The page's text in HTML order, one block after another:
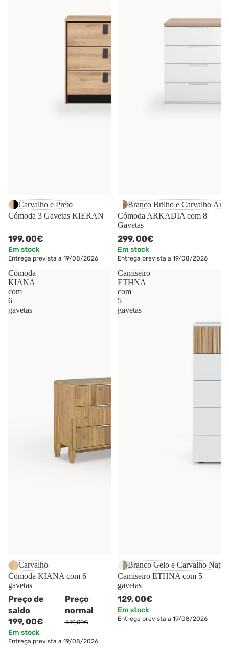
Carvalho e Preto
Cómoda 3 Gavetas KIERAN
199,00€
Em stock
Entrega prevista a 19/08/2026
Branco Brilho e Carvalho
Cómoda ARKADIA com 8
Gavetas
299,00€
Em stock
Entrega prevista a 19/08/2026
Cómoda
KIANA
com
6
gavetas
-56%
Carvalho
Cómoda KIANA com 6
gavetas
Preço de
saldo
199,00€
Preço
normal
449,00€
Em stock
Entrega prevista a 19/08/2026
Camiseiro
ETHNA
com
5
gavetas
Branco Gelo e Carvalho
Camiseiro ETHNA com 5
gavetas
129,00€
Em stock
Entrega prevista a 19/08/2026